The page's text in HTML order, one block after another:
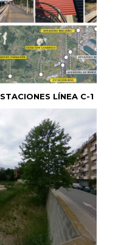
LÍNEA C-1